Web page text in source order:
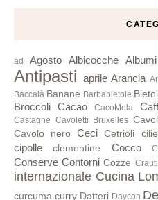
ad Agosto Albicocche Albumi
Antipasti aprile Arancia
Baccalà Banane Barbabietole
Broccoli Cacao CacoMela
Castagne Cavoletti Bruxelles
Cavolo nero Ceci Cetrioli
cipolle clementine Cocco
Conserve Contorni Cozze Crauti
internazionale Cucina
curcuma curry Datteri Daycon